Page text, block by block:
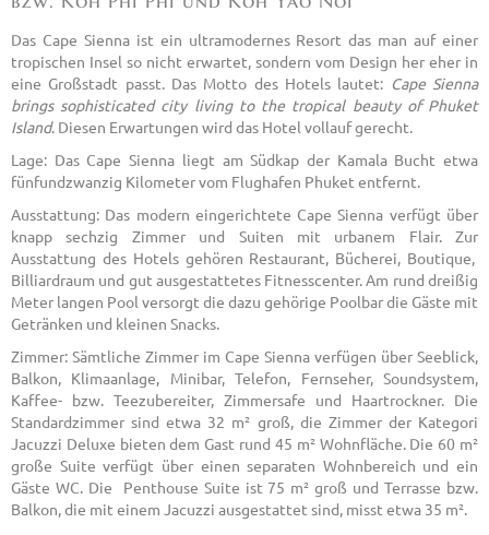
Das Cape Sienna ist ein ultramodernes Resort das man auf einer
tropischen Insel so nicht erwartet, sondern vom Design her eher in
eine Großstadt passt. Das Motto des Hotels lautet: Cape Sienna
brings sophisticated city living to the tropical beauty of Phuket
Island. Diesen Erwartungen wird das Hotel vollauf gerecht.
Lage: Das Cape Sienna liegt am Südkap der Kamala Bucht etwa
fünfundzwanzig Kilometer vom Flughafen Phuket entfernt.
Ausstattung: Das modern eingerichtete Cape Sienna verfügt über
knapp sechzig Zimmer und Suiten mit urbanem Flair. Zur
Ausstattung des Hotels gehören Restaurant, Bücherei, Boutique,
Billiardraum und gut ausgestattetes Fitnesscenter. Am rund dreißig
Meter langen Pool versorgt die dazu gehörige Poolbar die Gäste mit
Getränken und kleinen Snacks.
Zimmer: Sämtliche Zimmer im Cape Sienna verfügen über Seeblick,
Balkon, Klimaanlage, Minibar, Telefon, Fernseher, Soundsystem,
Kaffee- bzw. Teezubereiter, Zimmersafe und Haartrockner. Die
Standardzimmer sind etwa 32 m² groß, die Zimmer der Kategori
Jacuzzi Deluxe bieten dem Gast rund 45 m² Wohnfläche. Die 60 m²
große Suite verfügt über einen separaten Wohnbereich und ein
Gäste WC. Die Penthouse Suite ist 75 m² groß und Terrasse bzw.
Balkon, die mit einem Jacuzzi ausgestattet sind, misst etwa 35 m².